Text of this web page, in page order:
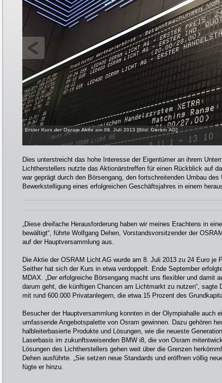
Erster Kurs der Osram Aktie am 08. Juli 2013 [Bild: Osram AG]
Dies unterstreicht das hohe Interesse der Eigentümer an ihrem
Lichtherstellers nutzte das Aktionärstreffen für einen Rückblick auf
war geprägt durch den Börsengang, den fortschreitenden Umbau des
Bewerkstelligung eines erfolgreichen Geschäftsjahres in einem
„Diese dreifache Herausforderung haben wir meines Erachtens in
bewältigt“, führte Wolfgang Dehen, Vorstandsvorsitzender der
auf der Hauptversammlung aus.
Die Aktie der OSRAM Licht AG wurde am 8. Juli 2013 zu 24 Euro je
Seither hat sich der Kurs in etwa verdoppelt. Ende September
MDAX. „Der erfolgreiche Börsengang macht uns flexibler und damit
darum geht, die künftigen Chancen am Lichtmarkt zu nutzen“, sagte
mit rund 600.000 Privatanlegern, die etwa 15 Prozent des
Besucher der Hauptversammlung konnten in der Olympiahalle auch
umfassende Angebotspalette von Osram gewinnen. Dazu gehören
halbleiterbasierte Produkte und Lösungen, wie die neueste
Laserbasis im zukunftsweisenden BMW i8, die von Osram
Lösungen des Lichtherstellers gehen weit über die Grenzen
Dehen ausführte. „Sie setzen neue Standards und eröffnen völlig
fügte er hinzu.